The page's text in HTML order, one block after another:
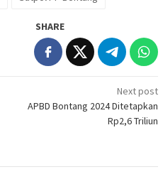
SHARE
Next post
APBD Bontang 2024 Ditetapkan
Rp2,6 Triliun